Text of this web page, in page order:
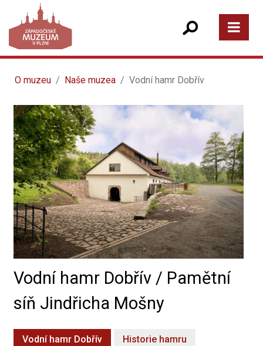
O muzeu Naše muzea Vodní hamr Dobřív
Vodní hamr Dobřív / Pamětní
síň Jindřicha Mošny
Vodní hamr Dobřív Historie hamru